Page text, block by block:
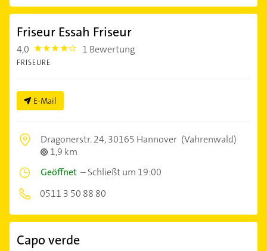
Friseur Essah Friseur
4,0 4.0 1 Bewertung
FRISEURE
E-Mail
Dragonerstr. 24,30165 Hannover (Vahrenwald)
1,9 km
Geöffnet –Schließt um 19:00
0511 3 50 88 80
Capo verde